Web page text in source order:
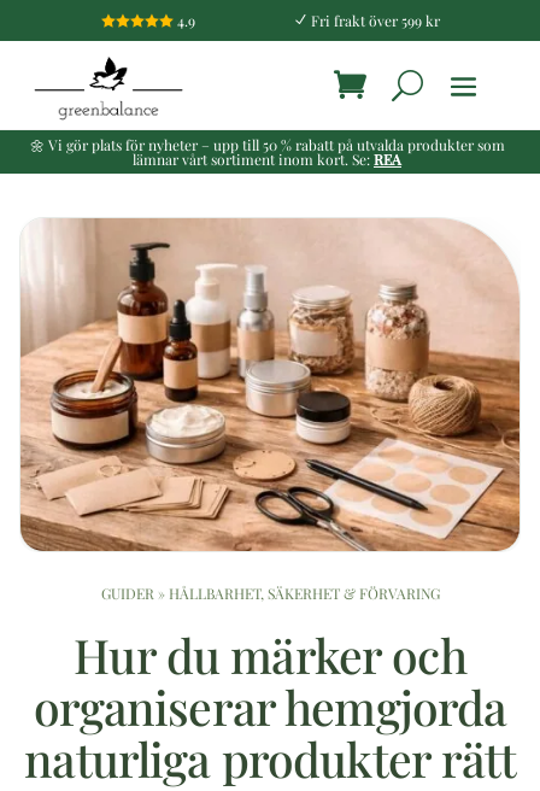
4.9 N Fri frakt över 599 kr
🌼 Vi gör plats för nyheter – upp till 50 % rabatt på utvalda produkter som
lämnar vårt sortiment inom kort. Se:REA
GUIDER» HÅLLBARHET, SÄKERHET & FÖRVARING
Hur du märker och
organiserar hemgjorda
naturliga produkter rätt